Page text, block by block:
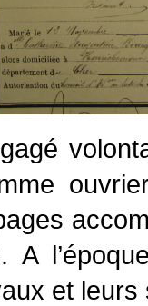
A
et leurs